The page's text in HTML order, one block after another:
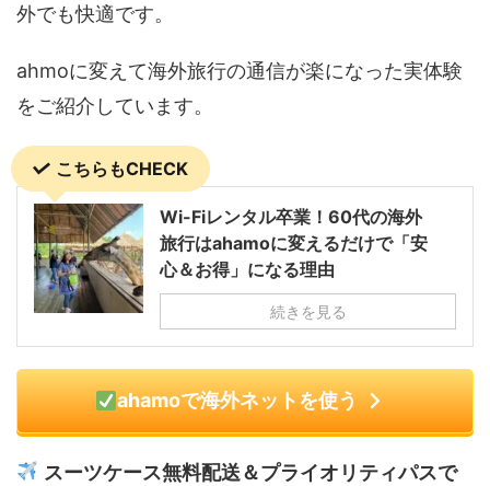
外でも快適です。
ahmoに変えて海外旅行の通信が楽になった実体験
をご紹介しています。
こちらもCHECK
Wi-Fiレンタル卒業！60代の海外
旅行はahamoに変えるだけで「安
心＆お得」になる理由
続きを見る
ahamoで海外ネットを使う
スーツケース無料配送＆プライオリティパスで